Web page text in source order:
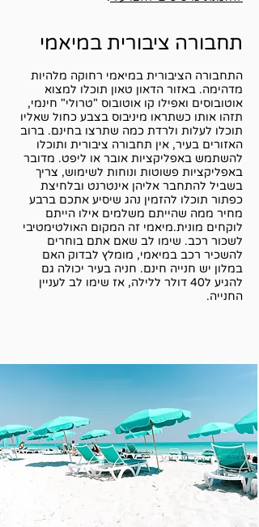
תחבורה ציבורית במיאמי
התחבורה הציבורית במיאמי רחוקה מלהיות
מדהימה. באזור הדאון טאון תוכלו למצוא
אוטובוסים ואפילו קו אוטובוס "טרולי" חינמי,
תזהו אותו כשתראו מיניבוס בצבע כחול שאליו
תוכלו לעלות ולרדת כמה שתרצו בחינם. ברוב
האזורים בעיר, אין תחבורה ציבורית ותוכלו
להשתמש באפליקציות אובר או ליפט. מדובר
באפליקציות פשוטות ונוחות לשימוש, צריך
בשביל להתחבר אליהן אינטרנט ובלחיצת
כפתור תוכלו להזמין נהג שיסיע אתכם ברבע
מחיר ממה שהייתם משלמים אילו הייתם
לוקחים מונית.מיאמי זה המקום האולטימטיבי
לשכור רכב. שימו לב שאם אתם בוחרים
להשכיר רכב במיאמי, מומלץ לבדוק האם
במלון יש חנייה חינם. חניה בעיר יכולה גם
להגיע ל40 דולר ללילה, אז שימו לב לעניין
החנייה.​